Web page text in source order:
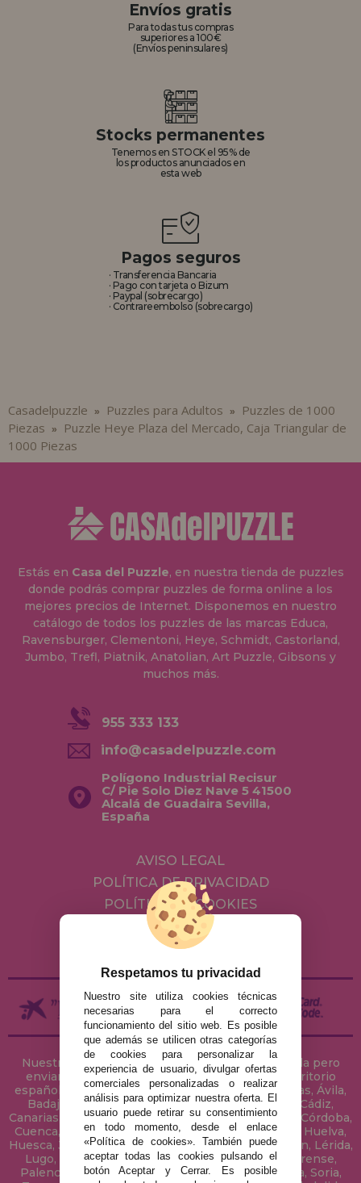
Envíos gratis
Para todas tus compras
superiores a 100€
(Envíos peninsulares)
Stocks permanentes
Tenemos en STOCK el 95% de
los productos anunciados en
esta web
Pagos seguros
· Transferencia Bancaria
· Pago con tarjeta o Bizum
· Paypal (sobrecargo)
· Contrareembolso (sobrecargo)
Casadelpuzzle » Puzzles para Adultos »
Puzzles de 1000
Piezas »
Puzzle Heye Plaza del Mercado, Caja Triangular de
1000 Piezas
Estás en Casa del Puzzle, en nuestra tienda de puzzles
donde podrás comprar puzzles de forma online a los
mejores precios de Internet. Disponemos en nuestro
catálogo de todos los puzzles de las marcas Educa,
Ravensburger, Clementoni, Heye, Schmidt, Castorland,
Jumbo, Trefl, Piatnik, Anatolian, Art Puzzle, Gibsons y
muchos más.
955 333 133
info@casadelpuzzle.com
Polígono Industrial Recisur
C/ Pie Solo Diez Nave 5 41500
Alcalá de Guadaira Sevilla,
España
AVISO LEGAL
POLÍTICA DE PRIVACIDAD
POLÍTICA DE COOKIES
ENVÍOS Y DEVOLUCIONES
DEVOLUCIONES / DESISTIMIENTO
Nuestra tienda de puzzles está ubicada en Sevilla pero
enviamos tus puzzles a cualquier ciudad del territorio
español: Álava, Albacete, Alicante, Almería, Asturias, Ávila,
Badajoz, Baleares, Barcelona, Burgos, Cáceres, Cádiz,
Canarias, Cantabria, Castellón, Ceuta, Ciudad Real, Córdoba,
Cuenca, Gerona, Granada, Guadalajara, Guipúzcoa, Huelva,
Huesca, Jaén, La Coruña, La Rioja, Las Palmas, Leon, Lérida,
Lugo, Madrid, Málaga, Melilla, Murcia, Navarra, Orense,
Palencia, Pontevedra, Salamanca, Segovia, Sevilla, Soria,
Respetamos tu privacidad
Nuestro site utiliza cookies técnicas
necesarias para el correcto
funcionamiento del sitio web. Es posible
que además se utilicen otras categorías
de cookies para personalizar la
experiencia de usuario, divulgar ofertas
comerciales personalizadas o realizar
análisis para optimizar nuestra oferta. El
usuario puede retirar su consentimiento
en todo momento, desde el enlace
«Política de cookies». También puede
aceptar todas las cookies pulsando el
botón Aceptar y Cerrar. Es posible